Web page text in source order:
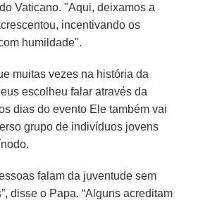
Vaticano. "Aqui, deixamos a
incentivando os
humildade".
muitas vezes na história da
escolheu falar através da
dias do evento Ele também vai
grupo de indivíduos jovens
falam da juventude sem
disse o Papa. “Alguns acreditam